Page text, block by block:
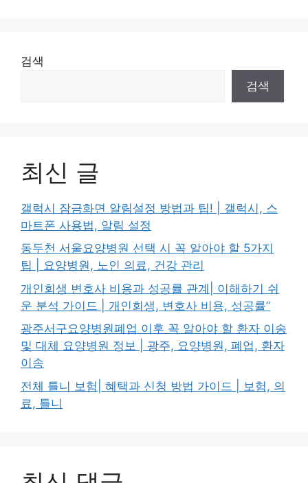
검색
검색
최신 글
갤럭시 잠금화면 알림설정 방법과 팁! | 갤럭시, 스
마트폰 사용법, 알림 설정
동두천 서울요양병원 선택 시 꼭 알아야 할 5가지
팁 | 요양병원, 노인 의료, 건강 관리
개인회생 변호사 비용과 성공률 관계| 이해하기 쉬
운 분석 가이드 | 개인회생, 변호사 비용, 성공률”
광주서구요양병원폐업 이후 꼭 알아야 할 환자 이송
및 대체 요양병원 정보 | 광주, 요양병원, 폐업, 환자
이송
전체 틀니 보험| 혜택과 신청 방법 가이드 | 보험, 의
료, 틀니